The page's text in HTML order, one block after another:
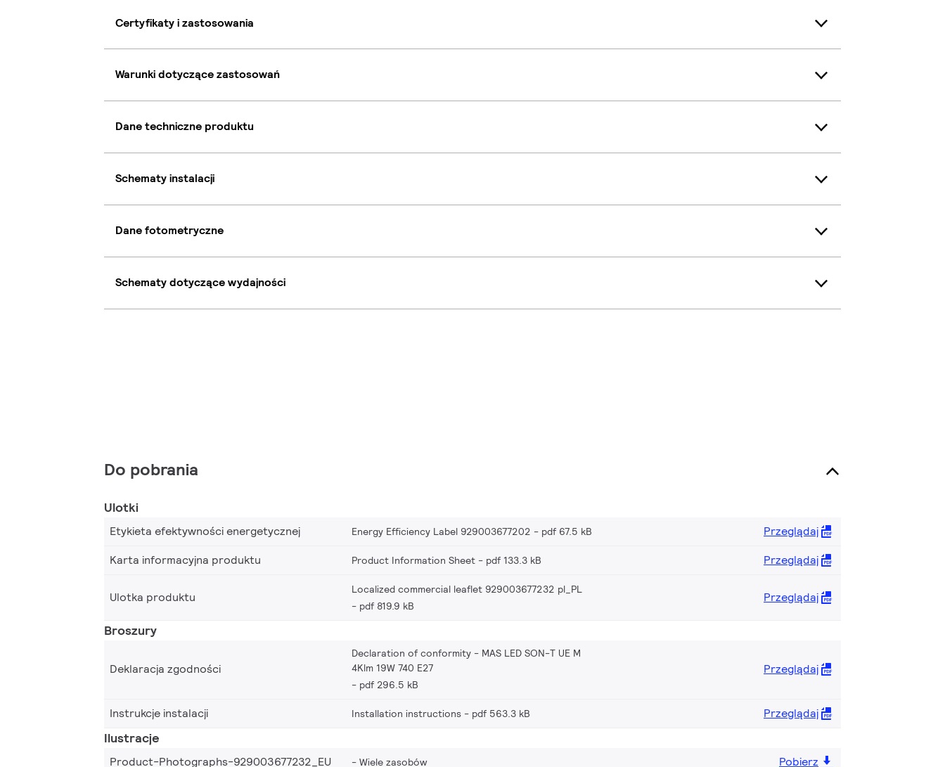
Certyfikaty i zastosowania
Warunki dotyczące zastosowań
Dane techniczne produktu
Schematy instalacji
Dane fotometryczne
Schematy dotyczące wydajności
Do pobrania
Ulotki
Etykieta efektywności energetycznej Energy Efficiency Label 929003677202 pdf 67.5 kB
Przeglądaj
Karta informacyjna produktu
Product Information Sheet pdf 133.3 kB Przeglądaj
Ulotka produktu
Localized commercial leaflet 929003677232 pl_PL
pdf 819.9 kB
Przeglądaj
Broszury
Deklaracja zgodności
Declaration of conformity - MAS LED SON-T UE M
4Klm 19W 740 E27
pdf 296.5 kB
Przeglądaj
Instrukcje instalacji Installation instructions pdf 563.3 kB Przeglądaj
Ilustracje
Product-Photographs-929003677232_EU Wiele zasobów
Pobierz